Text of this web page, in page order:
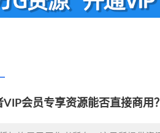
会员专享资源能否直接商用？